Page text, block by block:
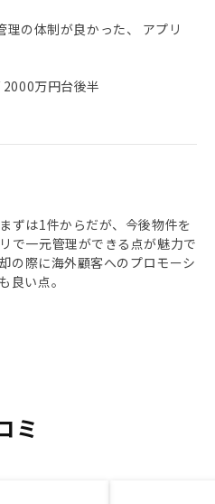
理の体制が良かった、 アプリ
万円台後半
ずは1件からだが、今後物件を
で一元管理ができる点が魅力で
の際に海外顧客へのプロモーシ
良い点。
ミ